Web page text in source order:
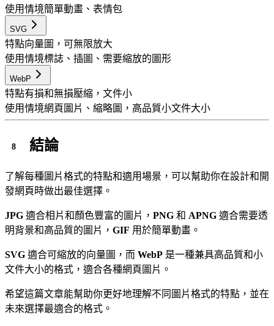
使用情境簡單動畫、表情包
SVG
特點向量圖，可無限放大
使用情境標誌、插圖、需要縮放的圖形
WebP
特點有損和無損壓縮，文件小
使用情境網頁圖片、縮略圖，高品質小文件大小
結論
了解每種圖片格式的特點和適用場景，可以幫助你在設計和開
發網頁時做出最佳選擇。
JPG 適合相片和顏色豐富的圖片， PNG 和 APNG 適合需要透
明背景和高品質的圖片， GIF 用於簡單動畫。
SVG 適合可縮放的向量圖，而 WebP 是一種兼具高品質和小
文件大小的格式，適合各種網頁圖片。
希望這篇文章能幫助你更好地理解不同圖片格式的特點，並在
未來選擇最適合的格式。